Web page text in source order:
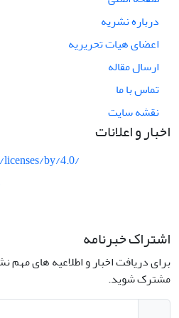
درباره نشریه
اعضای هیات تحریریه
ارسال مقاله
تماس با ما
نقشه سایت
اخبار و اعلانات
licenses/by/4.0/
اشتراک خبرنامه
برای دریافت اخبار و اطلاعیه های مهم
مشترک شوید.